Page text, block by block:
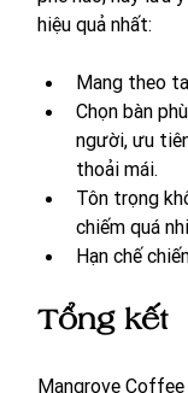
hiệu quả nhất:
Mang theo
Chọn bàn
người, ưu
thoải mái.
Tôn trọng
chiếm quá
Hạn chế
Tổng kết
Mangrove Coffee